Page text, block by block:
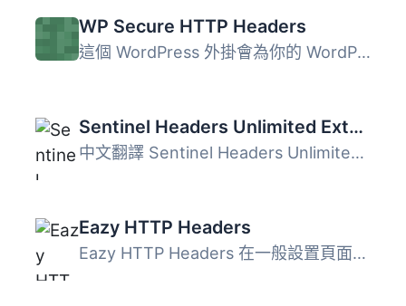
WP Secure HTTP Headers
這個 WordPress 外掛會為你的 WordPress 網站新增安全標頭。...
Sentinel Headers Unlimited Extension
中文翻譯 Sentinel Headers Unlimited Extension 是一個最佳...
Eazy HTTP Headers
Eazy HTTP Headers 在一般設置頁面提供了三個核取方塊。 其中...